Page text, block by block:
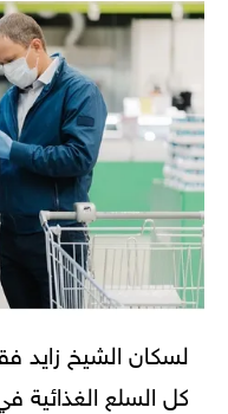
كل السلع الغذائية